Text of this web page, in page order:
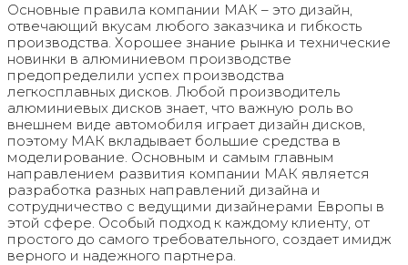
Основные правила компании МАК – это дизайн,
отвечающий вкусам любого заказчика и гибкость
производства. Хорошее знание рынка и технические
новинки в алюминиевом производстве
предопределили успех производства
легкосплавных дисков. Любой производитель
алюминиевых дисков знает, что важную роль во
внешнем виде автомобиля играет дизайн дисков,
поэтому МАК вкладывает большие средства в
моделирование. Основным и самым главным
направлением развития компании МАК является
разработка разных направлений дизайна и
сотрудничество с ведущими дизайнерами Европы в
этой сфере. Особый подход к каждому клиенту, от
простого до самого требовательного, создает имидж
верного и надежного партнера.